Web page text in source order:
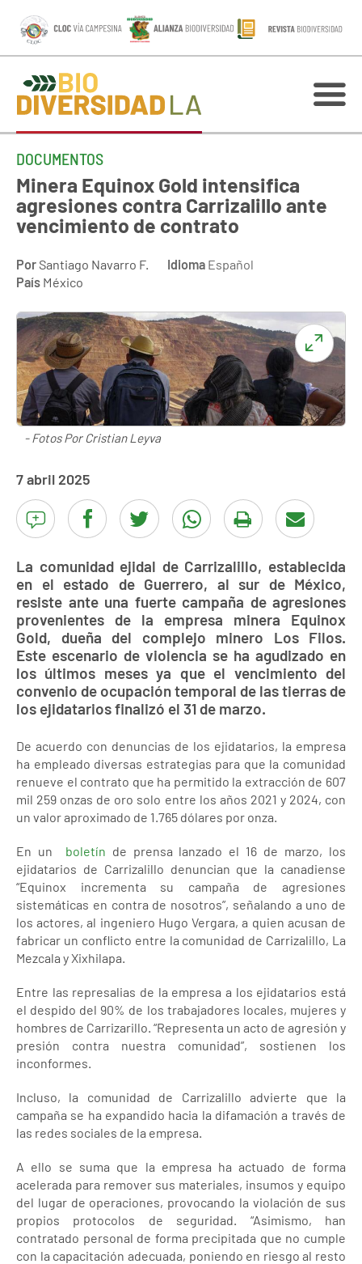
DOCUMENTOS
Minera Equinox Gold intensifica
agresiones contra Carrizalillo ante
vencimiento de contrato
Por Santiago Navarro F. Idioma Español
País México
- Fotos Por Cristian Leyva
7 abril 2025
La comunidad ejidal de Carrizalillo, establecida
en el estado de Guerrero, al sur de México,
resiste ante una fuerte campaña de agresiones
provenientes de la empresa minera Equinox
Gold, dueña del complejo minero Los Filos.
Este escenario de violencia se ha agudizado en
los últimos meses ya que el vencimiento del
convenio de ocupación temporal de las tierras de
los ejidatarios finalizó el 31 de marzo.
De acuerdo con denuncias de los ejidatarios, la empresa
ha empleado diversas estrategias para que la comunidad
renueve el contrato que ha permitido la extracción de 607
mil 259 onzas de oro solo entre los años 2021 y 2024, con
un valor aproximado de 1.765 dólares por onza.
En un boletín de prensa lanzado el 16 de marzo, los
ejidatarios de Carrizalillo denuncian que la canadiense
“Equinox incrementa su campaña de agresiones
sistemáticas en contra de nosotros”, señalando a uno de
los actores, al ingeniero Hugo Vergara, a quien acusan de
fabricar un conflicto entre la comunidad de Carrizalillo, La
Mezcala y Xixhilapa.
Entre las represalias de la empresa a los ejidatarios está
el despido del 90% de los trabajadores locales, mujeres y
hombres de Carrizarillo. “Representa un acto de agresión y
presión contra nuestra comunidad”, sostienen los
inconformes.
Incluso, la comunidad de Carrizalillo advierte que la
campaña se ha expandido hacia la difamación a través de
las redes sociales de la empresa.
A ello se suma que la empresa ha actuado de forma
acelerada para remover sus materiales, insumos y equipo
del lugar de operaciones, provocando la violación de sus
propios protocolos de seguridad. “Asimismo, han
contratado personal de forma precipitada que no cumple
con la capacitación adecuada, poniendo en riesgo al resto